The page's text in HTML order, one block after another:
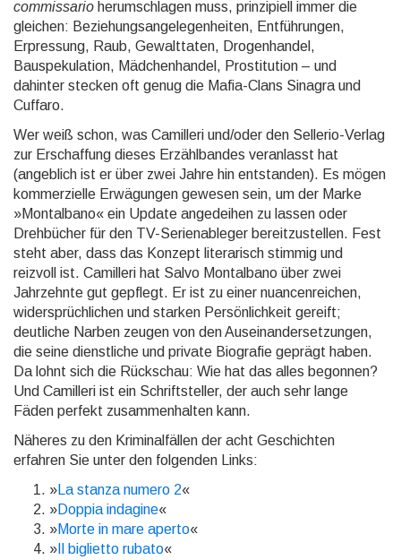
commissario herumschlagen muss, prinzipiell immer die
gleichen: Be­zie­hungs­angelegenheiten, Entführungen,
Erpressung, Raub, Gewalttaten, Drogenhandel,
Bauspekulation, Mäd­chen­han­del, Prostitution – und
dahinter stecken oft genug die Mafia-Clans Sinagra und
Cuffaro.
Wer weiß schon, was Camilleri und/oder den Sellerio-Verlag
zur Erschaffung dieses Erzählbandes veran­lasst hat
(angeblich ist er über zwei Jahre hin entstanden). Es mögen
kommerzielle Erwägungen gewesen sein, um der Marke
»Montalbano« ein Update angedeihen zu lassen oder
Drehbücher für den TV-Serien­ableger bereitzustellen. Fest
steht aber, dass das Konzept literarisch stimmig und
reizvoll ist. Camilleri hat Salvo Montalbano über zwei
Jahrzehnte gut gepflegt. Er ist zu einer nuancenreichen,
widersprüchlichen und starken Persönlichkeit gereift;
deutliche Narben zeugen von den Auseinandersetzungen,
die seine dienstliche und private Biografie geprägt haben.
Da lohnt sich die Rückschau: Wie hat das alles be­gon­nen?
Und Camilleri ist ein Schriftsteller, der auch sehr lange
Fäden perfekt zusammenhalten kann.
Näheres zu den Kriminalfällen der acht Geschichten
erfahren Sie unter den folgenden Links:
» La stanza numero 2«
»Doppia indagine«
»Morte in mare aperto«
» Il biglietto rubato«